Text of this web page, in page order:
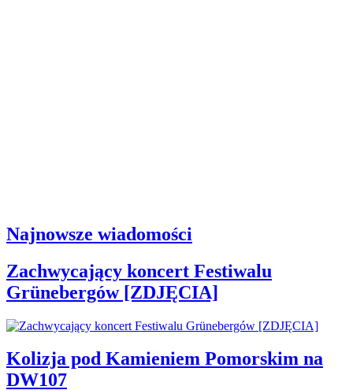
Najnowsze wiadomości
Zachwycający koncert Festiwalu
Grünebergów [ZDJĘCIA]
Kolizja pod Kamieniem Pomorskim na
DW107